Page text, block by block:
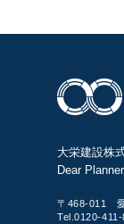
大栄建設株
Dear Planner
〒468-011 愛
Tel.0120-411-